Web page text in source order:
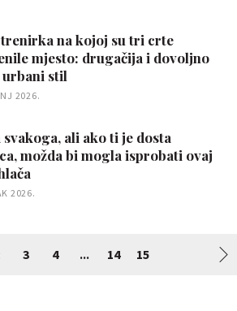
na kojoj su tri crte
mjesto: drugačija i dovoljno
urbani stil
2026.
svakoga, ali ako ti je dosta
možda bi mogla isprobati ovaj
2026.
3 4 ... 14 15